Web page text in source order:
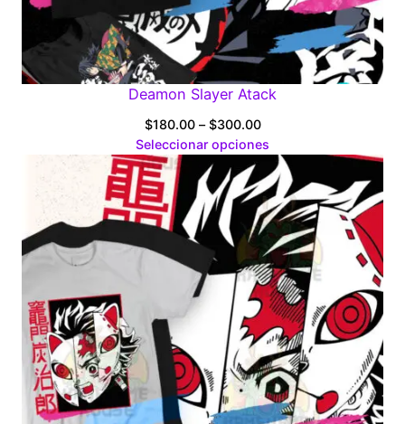
Deamon Slayer Atack
$180.00 – $300.00Price
range:
$180.00
through
$300.00
Seleccionar opciones